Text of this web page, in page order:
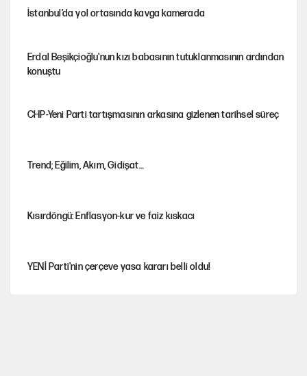
İstanbul’da yol ortasında kavga kamerada
Erdal Beşikçioğlu'nun kızı babasının tutuklanmasının ardından
konuştu
CHP-Yeni Parti tartışmasının arkasına gizlenen tarihsel süreç
Trend; Eğilim, Akım, Gidişat…
Kısırdöngü: Enflasyon-kur ve faiz kıskacı
YENİ Parti'nin çerçeve yasa kararı belli oldu!